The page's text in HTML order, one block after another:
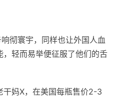
彻寰宇，同样也让外国人血
轻而易举便征服了他们的舌
妈X，在美国每瓶售价2-3